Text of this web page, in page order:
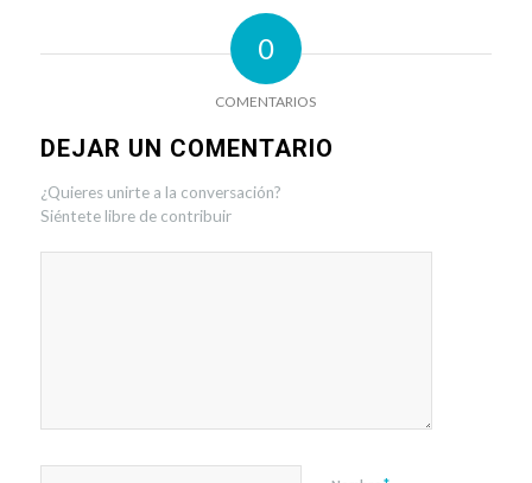
0
COMENTARIOS
DEJAR UN COMENTARIO
¿Quieres unirte a la conversación?
Siéntete libre de contribuir